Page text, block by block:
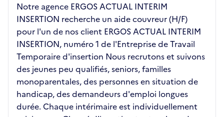
Notre agence ERGOS ACTUAL INTERIM
INSERTION recherche un aide couvreur (H/F)
pour l'un de nos client ERGOS ACTUAL INTERIM
INSERTION, numéro 1 de l'Entreprise de Travail
Temporaire d'insertion Nous recrutons et suivons
des jeunes peu qualifiés, seniors, familles
monoparentales, des personnes en situation de
handicap, des demandeurs d'emploi longues
durée. Chaque intérimaire est individuellement